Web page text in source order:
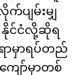
ပျမ်းမျှ
နိုင်ငံလို့ဆိုရ
ရာမှာရပ်တည်
ျော်မှာတစ်